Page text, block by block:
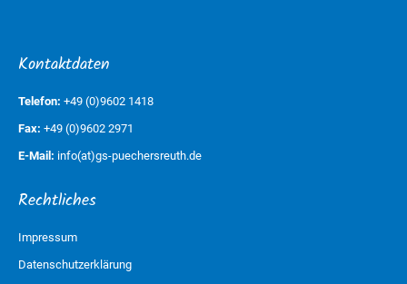
Kontaktdaten
Telefon: +49 (0)9602 1418
Fax: +49 (0)9602 2971
E-Mail: info(at)gs-puechersreuth.de
Rechtliches
Impressum
Datenschutzerklärung